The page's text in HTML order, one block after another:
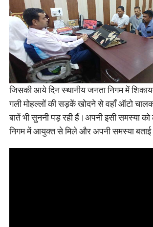
जिसकी आये दिन स्थानीय जनता निगम में
गली मोहल्लों की सड़कें खोदने से वहाँ ऑटो
बातें भी सुननी पड़ रही हैं।अपनी इसी समस्या
निगम में आयुक्त से मिले और अपनी समस्या